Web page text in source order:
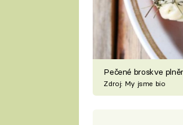
Pečené broskve
Zdroj: My jsme bio